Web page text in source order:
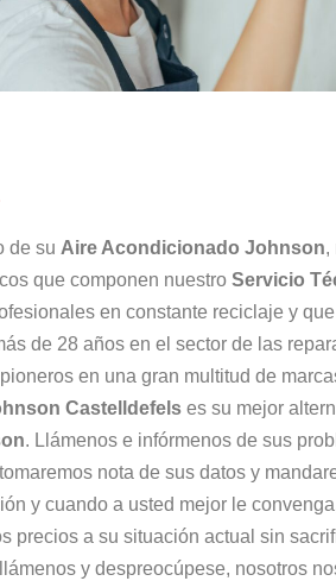
de su Aire Acondicionado Johnson,
que componen nuestro Servicio
en constante reciclaje y
de 28 años en el sector de las
en una gran multitud de
Castelldefels es su mejor
. Llámenos e infórmenos de sus
nota de sus datos y
y cuando a usted mejor le
precios a su situación actual sin
y despreocúpese, nosotros